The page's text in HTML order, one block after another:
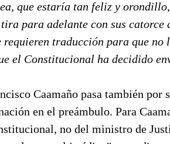
que estaría tan feliz y
para adelante con sus
requieren traducción para que no
el Constitucional ha decidido
Caamaño pasa también
en el preámbulo. Para
no del ministro de